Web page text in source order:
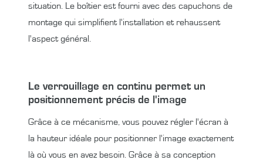
situation. Le boîtier est fourni avec des capuchons de
montage qui simplifient l'installation et rehaussent
l'aspect général.
Le verrouillage en continu permet un
positionnement précis de l'image
Grâce à ce mécanisme, vous pouvez régler l'écran à
la hauteur idéale pour positionner l'image exactement
là où vous en avez besoin. Grâce à sa conception